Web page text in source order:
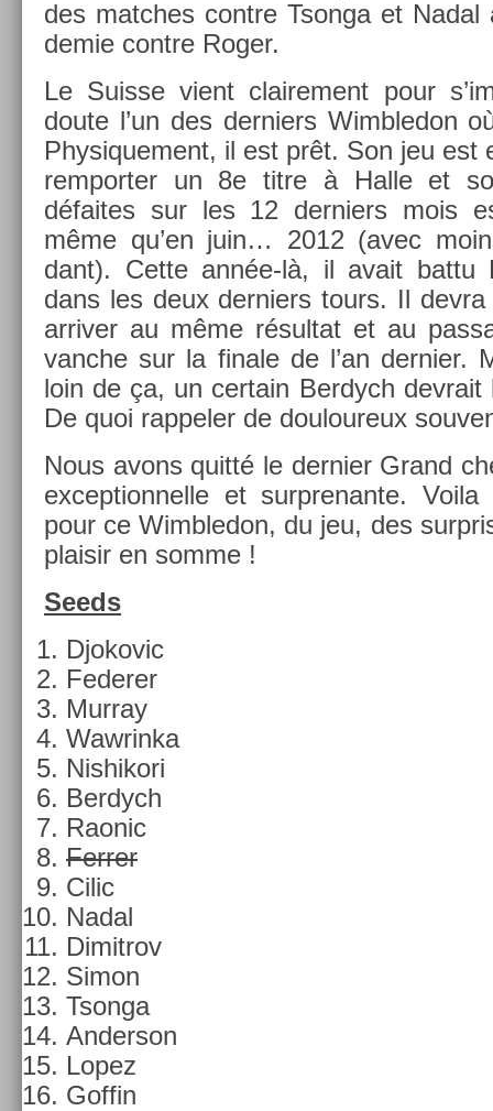
des matches con­tre Tson­ga et Nadal
demie con­tre Roger.
Le Suis­se vient claire­ment pour
doute l’un des de­rni­ers Wimbledon
Physique­ment, il est prêt. Son jeu est
re­mport­er un 8e titre à Halle et
défaites sur les 12 de­rni­ers mois
même qu’en juin… 2012 (avec
dant). Cette année-là, il avait battu
dans les deux de­rni­ers tours. Il devra
ar­riv­er au même résul­tat et au
vanche sur la fin­ale de l’an de­rni­er.
loin de ça, un cer­tain Be­rdych de­vrait
De quoi rap­pel­er de douloureux
Nous avons quitté le de­rni­er Grand
ex­cep­tion­nelle et sur­prenan­te.
pour ce Wimbledon, du jeu, des
plaisir en somme !
Seeds
Djokovic
Feder­er
Mur­ray
Waw­rinka
Nis­hikori
Be­rdych
Raonic
Ferr­er
Cilic
Nadal
Di­mit­rov
Simon
Tson­ga
An­der­son
Lopez
Gof­fin